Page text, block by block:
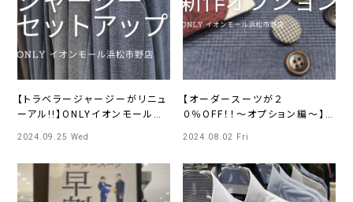
【トラベラージャージーがリニュ
ーアル!!】ONLYイオンモール浜
2024.09.25 Wed
【オーダースーツが２
０％OFF！！～オプション編～】
2024.08.02 Fri